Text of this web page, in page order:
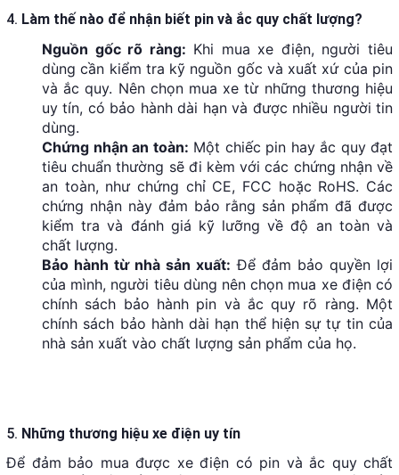
4. Làm thế nào để nhận biết pin và ắc quy chất lượng?
Nguồn gốc rõ ràng: Khi mua xe điện, người tiêu
dùng cần kiểm tra kỹ nguồn gốc và xuất xứ của pin
và ắc quy. Nên chọn mua xe từ những thương hiệu
uy tín, có bảo hành dài hạn và được nhiều người tin
dùng.
Chứng nhận an toàn: Một chiếc pin hay ắc quy đạt
tiêu chuẩn thường sẽ đi kèm với các chứng nhận về
an toàn, như chứng chỉ CE, FCC hoặc RoHS. Các
chứng nhận này đảm bảo rằng sản phẩm đã được
kiểm tra và đánh giá kỹ lưỡng về độ an toàn và
chất lượng.
Bảo hành từ nhà sản xuất: Để đảm bảo quyền lợi
của mình, người tiêu dùng nên chọn mua xe điện có
chính sách bảo hành pin và ắc quy rõ ràng. Một
chính sách bảo hành dài hạn thể hiện sự tự tin của
nhà sản xuất vào chất lượng sản phẩm của họ.
5. Những thương hiệu xe điện uy tín
Để đảm bảo mua được xe điện có pin và ắc quy chất